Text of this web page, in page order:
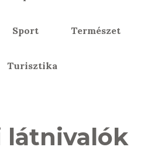
Sport Természet
Turisztika
látnivalók